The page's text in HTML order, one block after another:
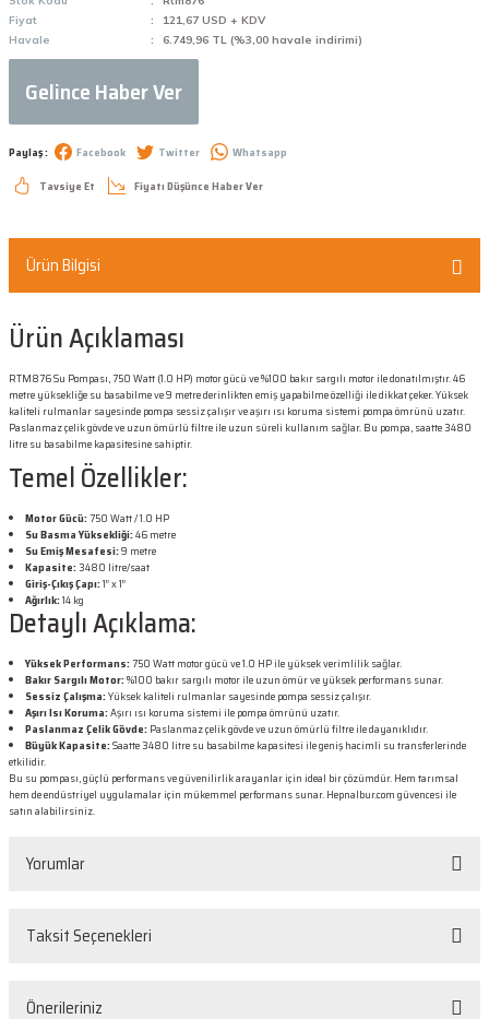
Fiyat
121,67 USD + KDV
Havale
6.749,96 TL (%3,00 havale indirimi)
Gelince Haber Ver
Paylaş : Facebook Twitter
Whatsapp
Tavsiye Et
Fiyatı Düşünce Haber Ver
Ürün Bilgisi
Ürün Açıklaması
RTM876 Su Pompası, 750 Watt (1.0 HP) motor gücü ve %100 bakır sargılı motor ile donatılmıştır. 46
metre yüksekliğe su basabilme ve 9 metre derinlikten emiş yapabilme özelliği ile dikkat çeker. Yüksek
kaliteli rulmanlar sayesinde pompa sessiz çalışır ve aşırı ısı koruma sistemi pompa ömrünü uzatır.
Paslanmaz çelik gövde ve uzun ömürlü filtre ile uzun süreli kullanım sağlar. Bu pompa, saatte 3480
litre su basabilme kapasitesine sahiptir.
Temel Özellikler:
Motor Gücü:750 Watt / 1.0 HP
Su Basma Yüksekliği:46 metre
Su Emiş Mesafesi:9 metre
Kapasite:3480 litre/saat
Giriş-Çıkış Çapı:1” x 1”
Ağırlık:14 kg
Detaylı Açıklama:
Yüksek Performans:750 Watt motor gücü ve 1.0 HP ile yüksek verimlilik sağlar.
Bakır Sargılı Motor:%100 bakır sargılı motor ile uzun ömür ve yüksek performans sunar.
Sessiz Çalışma:Yüksek kaliteli rulmanlar sayesinde pompa sessiz çalışır.
Aşırı Isı Koruma:Aşırı ısı koruma sistemi ile pompa ömrünü uzatır.
Paslanmaz Çelik Gövde:Paslanmaz çelik gövde ve uzun ömürlü filtre ile dayanıklıdır.
Büyük Kapasite:Saatte 3480 litre su basabilme kapasitesi ile geniş hacimli su transferlerinde
etkilidir.
Bu su pompası, güçlü performans ve güvenilirlik arayanlar için ideal bir çözümdür. Hem tarımsal
hem de endüstriyel uygulamalar için mükemmel performans sunar. Hepnalbur.com güvencesi ile
satın alabilirsiniz.
Yorumlar
Taksit Seçenekleri
Önerileriniz